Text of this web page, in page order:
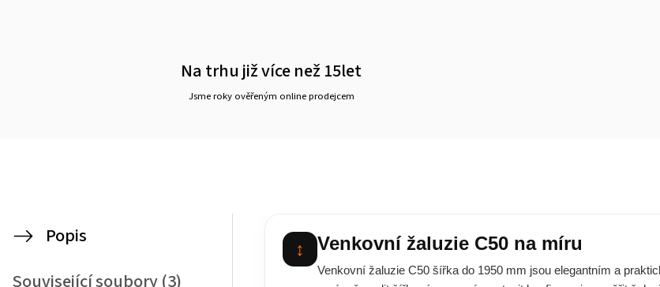
Na trhu již více než 15let
Jsme roky ověřeným online prodejcem
Popis
Související soubory (3)
↕ Venkovní žaluzie C50 na míru
Venkovní žaluzie C50 šířka do 1950 mm jsou elegantním a